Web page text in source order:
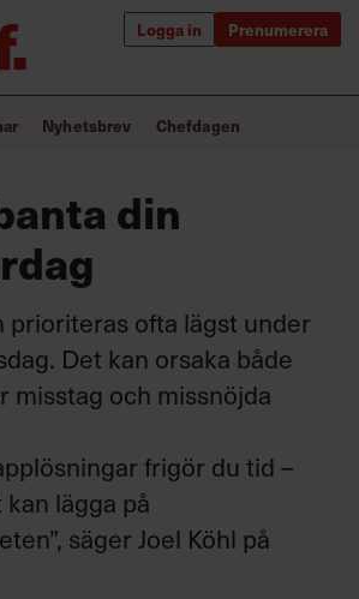
Logga in Prenumerera
för
förändrar världen
för ledare
utbildningar
Nyhetsbrev Chefdagen
din
ofta lägst under
Det kan orsaka både
misstag och missnöjda
frigör du tid –
lägga på
säger Joel Köhl på